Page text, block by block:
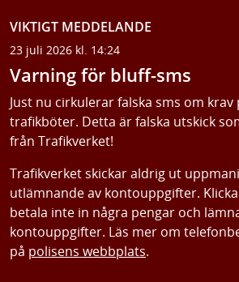
VIKTIGT MEDDELANDE
23 juli 2026 kl. 14:24
Varning för bluff-sms
Just nu cirkulerar falska sms om
trafikböter. Detta är falska utskick
från Trafikverket!
Trafikverket skickar aldrig ut
utlämnande av kontouppgifter.
betala inte in några pengar och
kontouppgifter. Läs mer om
på polisens webbplats.